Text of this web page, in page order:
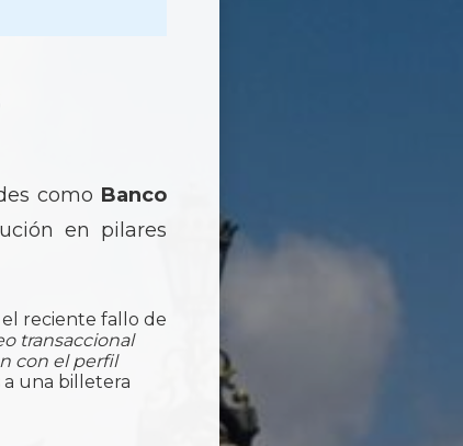
como Banco
en pilares
el reciente fallo de
transaccional
con el perfil
una billetera